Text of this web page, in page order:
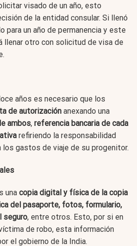
visado de un año, esto
de la entidad consular. Si llenó
para un año de permanencia y este
llenar otro con solicitud de visa de
años es necesario que los
de autorización anexando una
ambos, referencia bancaria de cada
refiriendo la responsabilidad
los gastos de viaje de su progenitor.
una copia digital y física de la copia
del pasaporte, fotos, formulario,
seguro, entre otros. Esto, por si en
de robo, esta información
el gobierno de la India.